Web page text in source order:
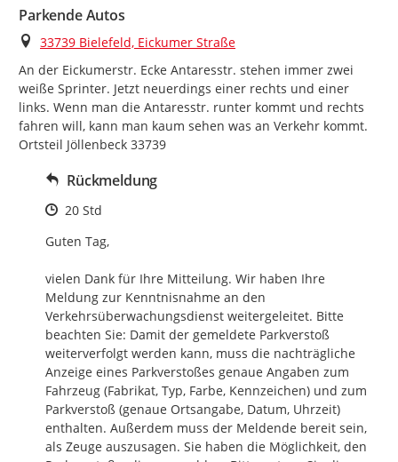
Parkende Autos
Ort
33739 Bielefeld, Eickumer Straße
An der Eickumerstr. Ecke Antaresstr. stehen immer zwei
weiße Sprinter. Jetzt neuerdings einer rechts und einer
links. Wenn man die Antaresstr. runter kommt und rechts
fahren will, kann man kaum sehen was an Verkehr kommt.
Ortsteil Jöllenbeck 33739
Rückmeldung
Zeitpunkt des Erstellens
20 Std
Guten Tag,
vielen Dank für Ihre Mitteilung. Wir haben Ihre
Meldung zur Kenntnisnahme an den
Verkehrsüberwachungsdienst weitergeleitet. Bitte
beachten Sie: Damit der gemeldete Parkverstoß
weiterverfolgt werden kann, muss die nachträgliche
Anzeige eines Parkverstoßes genaue Angaben zum
Fahrzeug (Fabrikat, Typ, Farbe, Kennzeichen) und zum
Parkverstoß (genaue Ortsangabe, Datum, Uhrzeit)
enthalten. Außerdem muss der Meldende bereit sein,
als Zeuge auszusagen. Sie haben die Möglichkeit, den